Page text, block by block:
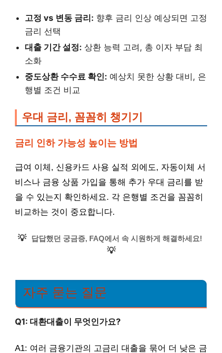
고정 vs 변동 금리: 향후 금리 인상 예상되면 고정
금리 선택
대출 기간 설정: 상환 능력 고려, 총 이자 부담 최
소화
중도상환 수수료 확인: 예상치 못한 상황 대비, 은
행별 조건 비교
우대 금리, 꼼꼼히 챙기기
금리 인하 가능성 높이는 방법
급여 이체, 신용카드 사용 실적 외에도, 자동이체 서
비스나 금융 상품 가입을 통해 추가 우대 금리를 받
을 수 있는지 확인하세요. 각 은행별 조건을 꼼꼼히
비교하는 것이 중요합니다.
💡 답답했던 궁금증, FAQ에서 속 시원하게 해결하세요!
💡
자주 묻는 질문
Q1: 대환대출이 무엇인가요?
A1: 여러 금융기관의 고금리 대출을 묶어 더 낮은 금